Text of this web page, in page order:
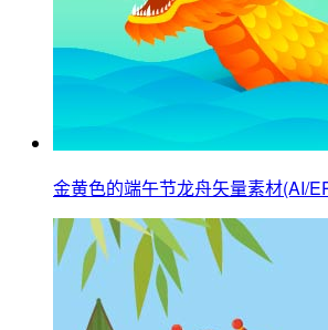
金黄色的端午节龙舟矢量素材(AI/